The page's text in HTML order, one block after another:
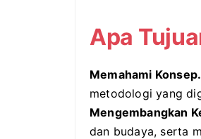
Apa
Memahami Konsep.
metodologi yang
Mengembangkan
dan budaya, serta